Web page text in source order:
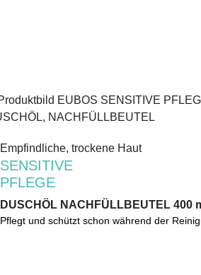
Empfindliche, trockene Haut
SENSITIVE
PFLEGE
DUSCHÖL NACHFÜLLBEUTEL 400
Pflegt und schützt schon während der
Empfindliche, trockene Haut
SENSITIVE
PFLEGE
DUSCHÖL NACHFÜLLBEUTEL 400
Pflegt und schützt schon während der